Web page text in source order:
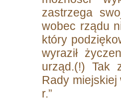
zastrzega
wobec rządu
który
wyraził
urząd.(!) Tak
Rady miejskiej
r.”